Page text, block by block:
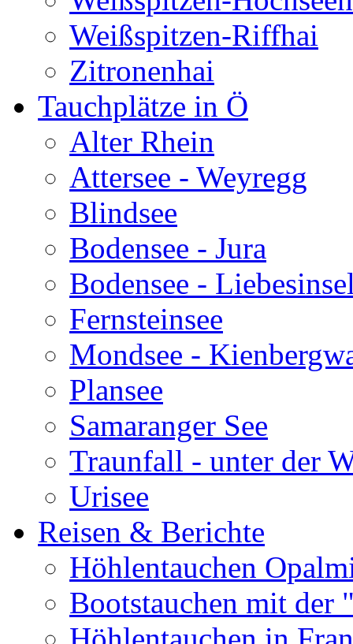
Weißspitzen-Riffhai
Zitronenhai
Tauchplätze in Ö
Alter Rhein
Attersee - Weyregg
Blindsee
Bodensee - Jura
Bodensee -
Fernsteinsee
Mondsee -
Plansee
Samaranger See
Traunfall - unter der
Urisee
Reisen & Berichte
Höhlentauchen
Bootstauchen mit